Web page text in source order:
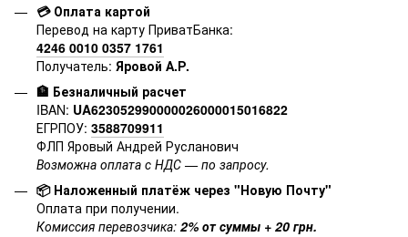
💳 Оплата картой
Перевод на карту ПриватБанка:
4246 0010 0357 1761
Получатель: Яровой А.Р.
🏦 Безналичный расчет
IBAN: UA623052990000026000015016822
ЕГРПОУ: 3588709911
ФЛП Яровый Андрей Русланович
Возможна оплата с НДС — по запросу.
📦 Наложенный платёж через "Новую Почту"
Оплата при получении.
Комиссия перевозчика: 2% от суммы + 20 грн.